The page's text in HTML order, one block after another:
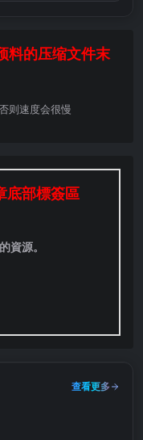
料的压缩文件末
否则速度会很慢
底部標簽區
資源。
查看更多